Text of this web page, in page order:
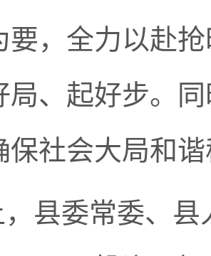
要，全力以赴
局、起好步。
保社会大局和
，县委常委、